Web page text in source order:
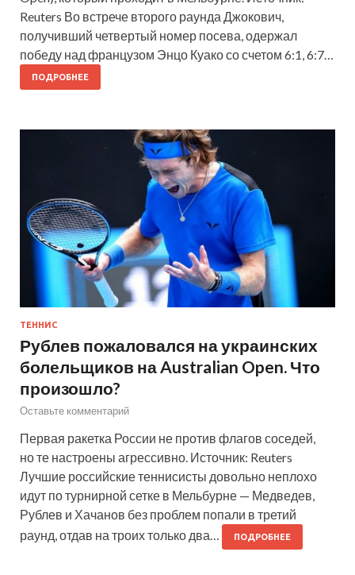
Reuters Во встрече второго раунда Джокович,
получивший четвертый номер посева, одержал
победу над французом Энцо Куако со счетом 6:1, 6:7…
ПОДРОБНЕЕ
ТЕННИС
Рублев пожаловался на украинских
болельщиков на Australian Open. Что
произошло?
Оставьте комментарий
Первая ракетка России не против флагов соседей,
но те настроены агрессивно. Источник: Reuters
Лучшие российские теннисисты довольно неплохо
идут по турнирной сетке в Мельбурне — Медведев,
Рублев и Хачанов без проблем попали в третий
раунд, отдав на троих только два…
ПОДРОБНЕЕ